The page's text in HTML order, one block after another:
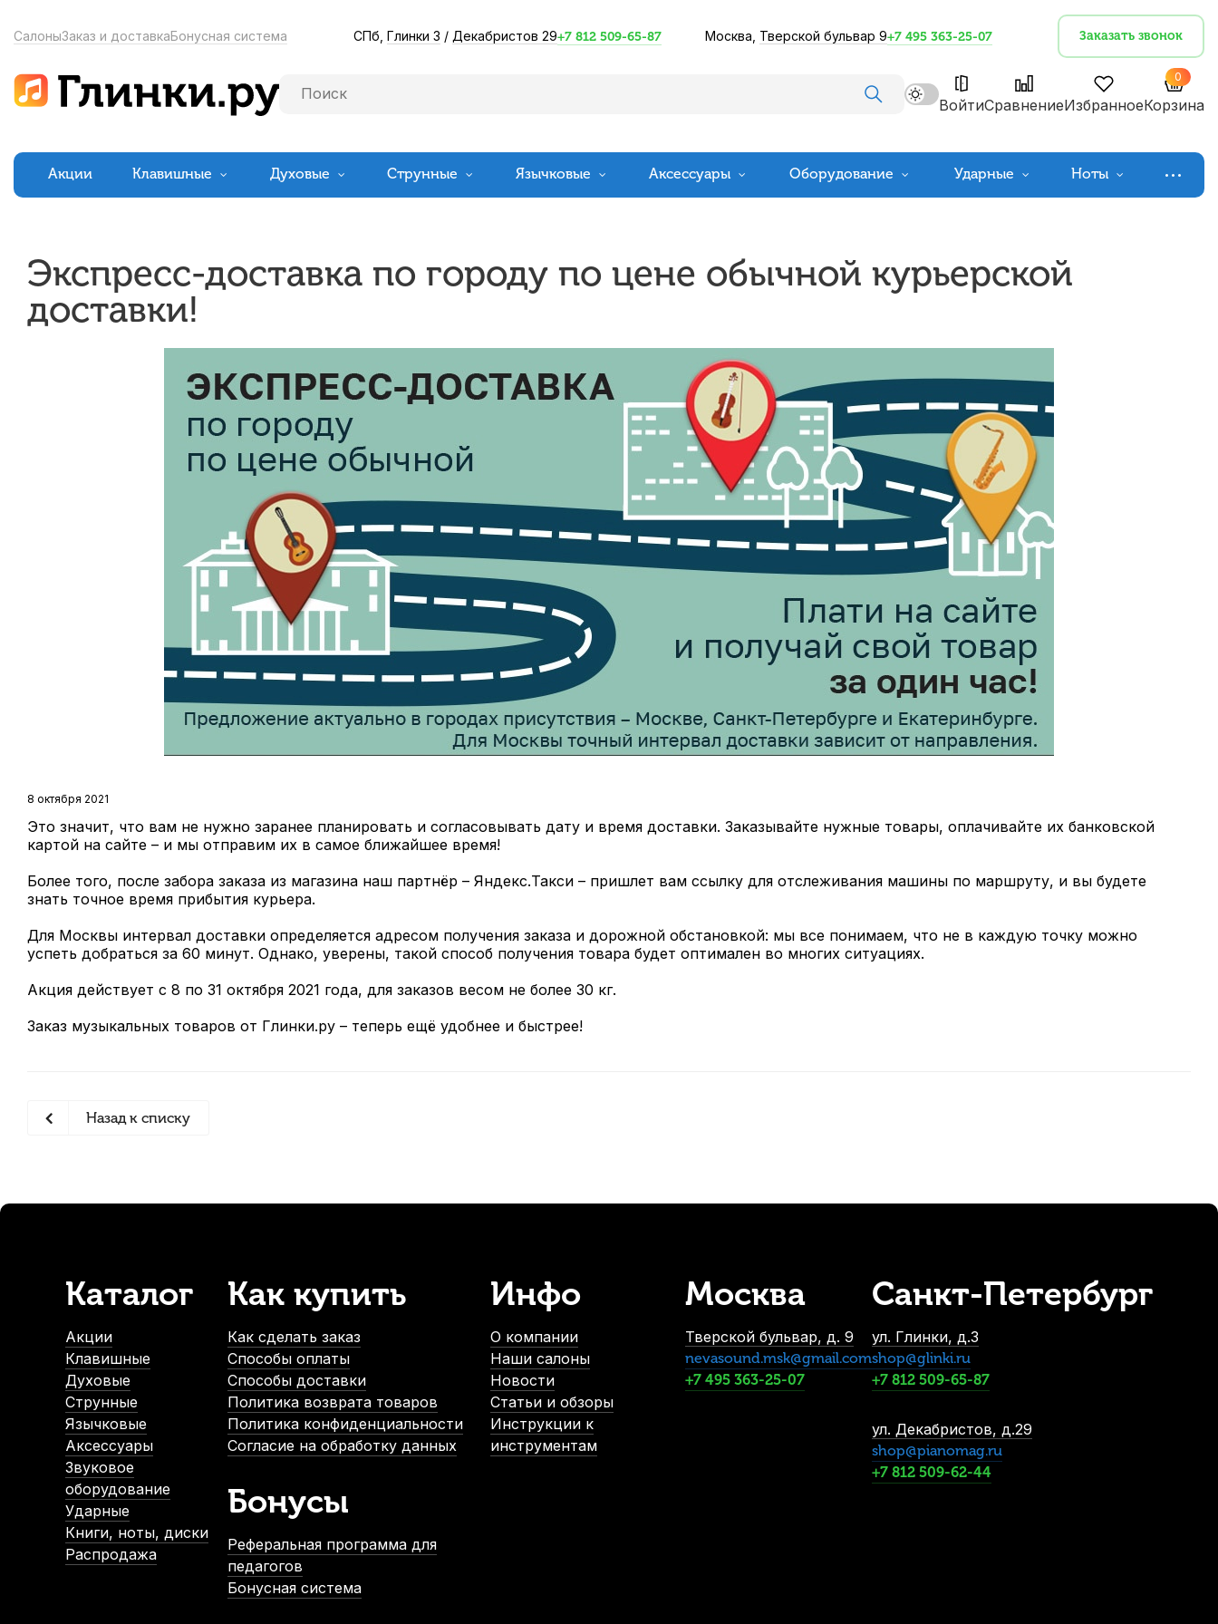
СалоныЗаказ и доставкаБонусная система СПб, Глинки 3 / Декабристов 29+7 812 509-65-87 Москва, Тверской бульвар 9+7 495 363-25-07 Заказать звонок
ВойтиСравнениеИзбранное
0
Корзина
Акции Клавишные Духовые Струнные Язычковые Аксессуары Оборудование Ударные Ноты
Экспресс-доставка по городу по цене обычной курьерской
доставки!
8 октября 2021
Это значит, что вам не нужно заранее планировать и согласовывать дату и время доставки. Заказывайте нужные товары, оплачивайте их банковской
картой на сайте – и мы отправим их в самое ближайшее время!
Более того, после забора заказа из магазина наш партнёр – Яндекс.Такси – пришлет вам ссылку для отслеживания машины по маршруту, и вы будете
знать точное время прибытия курьера.
Для Москвы интервал доставки определяется адресом получения заказа и дорожной обстановкой: мы все понимаем, что не в каждую точку можно
успеть добраться за 60 минут. Однако, уверены, такой способ получения товара будет оптимален во многих ситуациях.
Акция действует с 8 по 31 октября 2021 года, для заказов весом не более 30 кг.
Заказ музыкальных товаров от Глинки.ру – теперь ещё удобнее и быстрее!
Назад к списку
Каталог
Акции
Клавишные
Духовые
Струнные
Язычковые
Аксессуары
Звуковое
оборудование
Ударные
Книги, ноты, диски
Распродажа
Как купить
Как сделать заказ
Способы оплаты
Способы доставки
Политика возврата товаров
Политика конфиденциальности
Согласие на обработку данных
Бонусы
Реферальная программа для
педагогов
Бонусная система
Инфо
О компании
Наши салоны
Новости
Статьи и обзоры
Инструкции к
инструментам
Москва
Тверской бульвар, д. 9
nevasound.msk@gmail.com
+7 495 363-25-07
Санкт-Петербург
ул. Глинки, д.3
shop@glinki.ru
+7 812 509-65-87
ул. Декабристов, д.29
shop@pianomag.ru
+7 812 509-62-44